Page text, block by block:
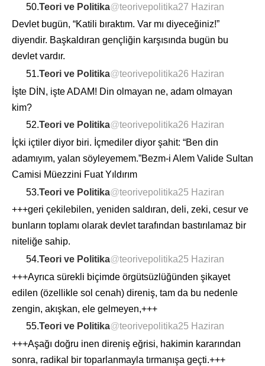
50.Teori ve Politika@teorivepolitika27 Haziran
Devlet bugün, “Katili bıraktım. Var mı diyeceğiniz!”
diyendir. Başkaldıran gençliğin karşısında bugün bu
devlet vardır.
51.Teori ve Politika@teorivepolitika26 Haziran
İşte DİN, işte ADAM! Din olmayan ne, adam olmayan
kim?
52.Teori ve Politika@teorivepolitika26 Haziran
İçki içtiler diyor biri. İçmediler diyor şahit: “Ben din
adamıyım, yalan söyleyemem.”Bezm-i Alem Valide Sultan
Camisi Müezzini Fuat Yıldırım
53.Teori ve Politika@teorivepolitika25 Haziran
+++geri çekilebilen, yeniden saldıran, deli, zeki, cesur ve
bunların toplamı olarak devlet tarafından bastırılamaz bir
niteliğe sahip.
54.Teori ve Politika@teorivepolitika25 Haziran
+++Ayrıca sürekli biçimde örgütsüzlüğünden şikayet
edilen (özellikle sol cenah) direniş, tam da bu nedenle
zengin, akışkan, ele gelmeyen,+++
55.Teori ve Politika@teorivepolitika25 Haziran
+++Aşağı doğru inen direniş eğrisi, hakimin kararından
sonra, radikal bir toparlanmayla tırmanışa geçti.+++